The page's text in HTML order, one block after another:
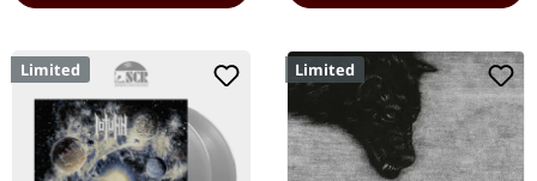
Limited Limited